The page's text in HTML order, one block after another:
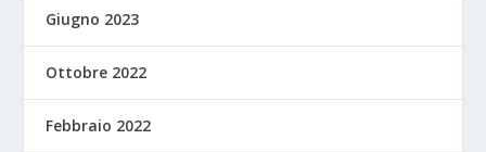
Giugno 2023
Ottobre 2022
Febbraio 2022